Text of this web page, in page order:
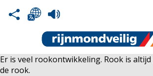
Er is veel rookontwikkeling. Rook is
de rook.